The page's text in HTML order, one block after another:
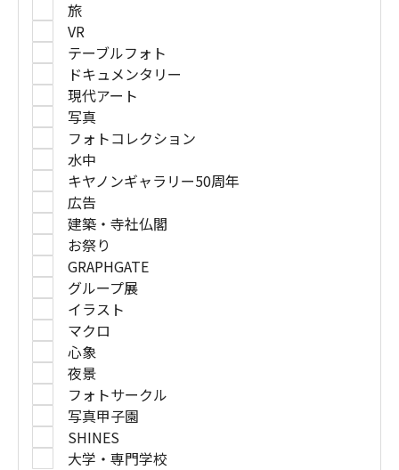
旅
VR
テーブルフォト
ドキュメンタリー
現代アート
写真
フォトコレクション
水中
キヤノンギャラリー50周年
広告
建築・寺社仏閣
お祭り
GRAPHGATE
グループ展
イラスト
マクロ
心象
夜景
フォトサークル
写真甲子園
SHINES
大学・専門学校